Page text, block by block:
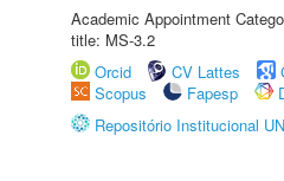
Academic Appointment
title: MS-3.2
Orcid
CV Lattes
Scopus
Fapesp
Repositório Institucional